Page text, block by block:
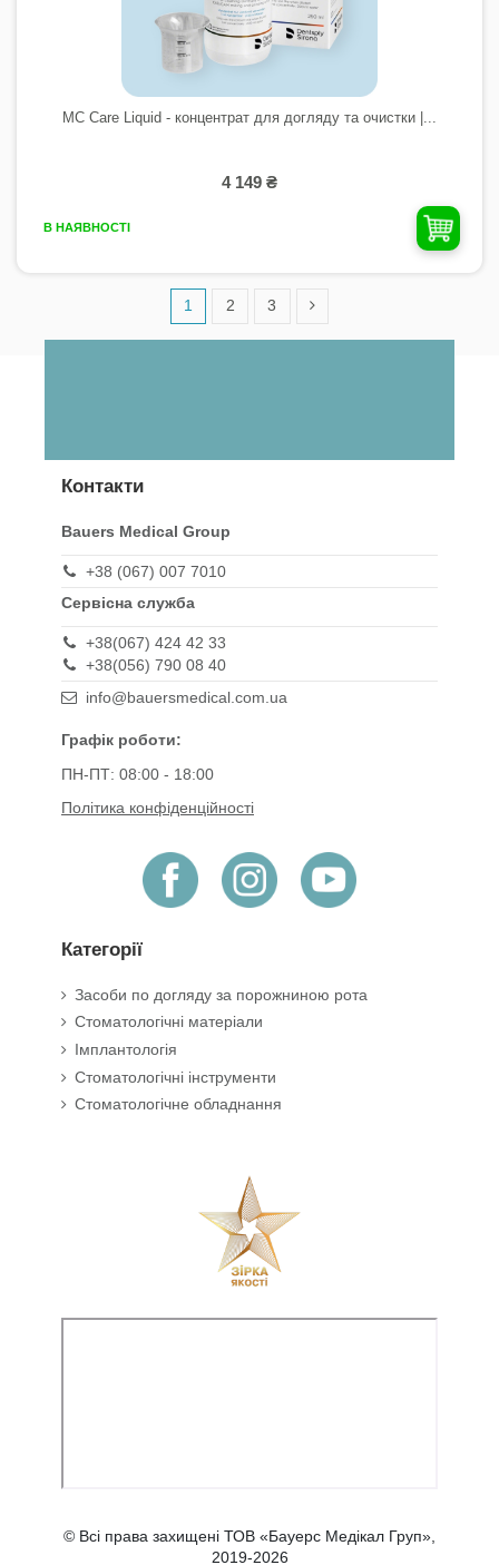
MC Care Liquid - концентрат для догляду та очистки |...
4 149 ₴
В НАЯВНОСТІ
1 2 3
Контакти
Bauers Medical Group
+38 (067) 007 7010
Сервісна служба
+38(067) 424 42 33
+38(056) 790 08 40
info@bauersmedical.com.ua
Графік роботи:
ПН-ПТ: 08:00 - 18:00
Політика конфіденційності
Категорії
Засоби по догляду за порожниною рота
Стоматологічні матеріали
Імплантологія
Стоматологічні інструменти
Стоматологічне обладнання
© Всі права захищені ТОВ «Бауерс Медікал Груп»,
2019-2026